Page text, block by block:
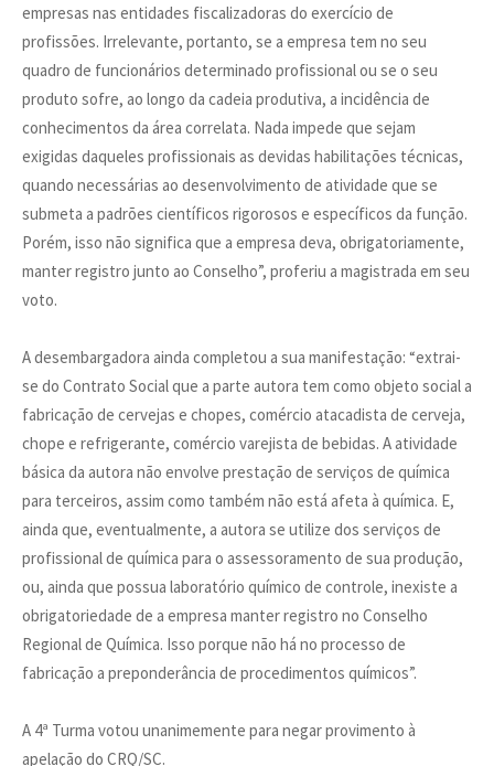
empresas nas entidades fiscalizadoras do exercício de
profissões. Irrelevante, portanto, se a empresa tem no seu
quadro de funcionários determinado profissional ou se o seu
produto sofre, ao longo da cadeia produtiva, a incidência de
conhecimentos da área correlata. Nada impede que sejam
exigidas daqueles profissionais as devidas habilitações técnicas,
quando necessárias ao desenvolvimento de atividade que se
submeta a padrões científicos rigorosos e específicos da função.
Porém, isso não significa que a empresa deva, obrigatoriamente,
manter registro junto ao Conselho”, proferiu a magistrada em seu
voto.
A desembargadora ainda completou a sua manifestação: “extrai-
se do Contrato Social que a parte autora tem como objeto social a
fabricação de cervejas e chopes, comércio atacadista de cerveja,
chope e refrigerante, comércio varejista de bebidas. A atividade
básica da autora não envolve prestação de serviços de química
para terceiros, assim como também não está afeta à química. E,
ainda que, eventualmente, a autora se utilize dos serviços de
profissional de química para o assessoramento de sua produção,
ou, ainda que possua laboratório químico de controle, inexiste a
obrigatoriedade de a empresa manter registro no Conselho
Regional de Química. Isso porque não há no processo de
fabricação a preponderância de procedimentos químicos”.
A 4ª Turma votou unanimemente para negar provimento à
apelação do CRQ/SC.